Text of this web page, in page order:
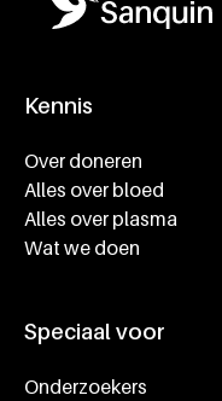
Kennis
Over doneren
Alles over bloed
Alles over plasma
Wat we doen
Speciaal voor
Onderzoekers